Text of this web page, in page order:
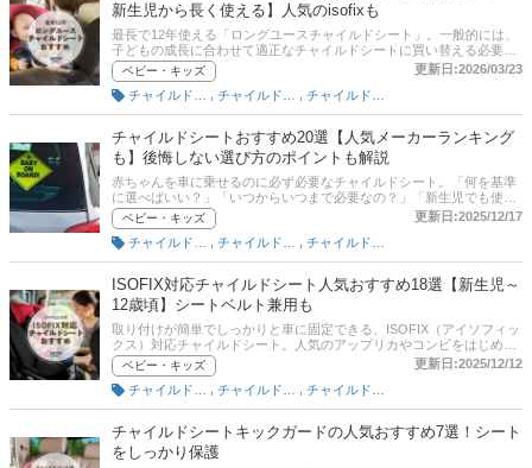
新生児から長く使える】人気のisofixも
最長で12年使える「ロングユースチャイルドシート」。一般的には、
子どもの成長に合わせて適正なチャイルドシートに買い替える必要が
ありますが、ロングユースチャイルドシートならその必要がありませ
ん。この記事では、公認チャイルドシート指導員の加藤久美子さんへ
の取材をもとに、ロングユースのチャイルドシートの選び方とおすす
めの商品を紹介。新生児から長く使える、小学生までずっと使える人
気のチャイルドシートを厳選しました。ロングユースチャイルドシー
トのメリット・デメリットも解説するので、購入に迷っている方はぜ
ひ参考にしてください。後半には通販の最新人気ランキングもあるの
で、売れ筋や口コミもぜひチェックしてみてくださいね。
ベビー・キッズ
更新日:2026/03/23
チャイルドシートおすすめ20選【人気メーカーランキング
も】後悔しない選び方のポイントも解説
赤ちゃんを車に乗せるのに必ず必要なチャイルドシート。「何を基準
に選べばいい？」「いつからいつまで必要なの？」「新生児でも使え
る？」など、疑問を持つママやパパも多いでしょう。そこでこの記事
では、チャイルドシートの選び方を徹底解説！ さらに先輩ママ100名
に聞いた人気チャイルドシートメーカー＆おすすめ商品も紹介しま
す。通販の人気ランキングや口コミ情報も満載なので、ぜひ参考にし
てくださいね。
ベビー・キッズ
更新日:2025/12/17
ISOFIX対応チャイルドシート人気おすすめ18選【新生児～
12歳頃】シートベルト兼用も
取り付けが簡単でしっかりと車に固定できる、ISOFIX（アイソフィッ
クス）対応チャイルドシート。人気のアップリカやコンビをはじめ、
ISOFIXとシートベルト固定の両方使えるものなどたくさんの商品が販
売されているので、どれを選べばいいかまよってしまいますよね。対
応車種もしっかり確認する必要があります。そこでこの記事では、公
認チャイルドシート指導員の加藤久美子さん監修のもと、ISOFIX対応
チャイルドシートの選び方とおすすめ商品を紹介！ 通販サイトの最新
人気ランキングのリンクもあるので、売れ筋や口コミを確認してみて
ください。
ベビー・キッズ
更新日:2025/12/12
チャイルドシートキックガードの人気おすすめ7選！シート
をしっかり保護